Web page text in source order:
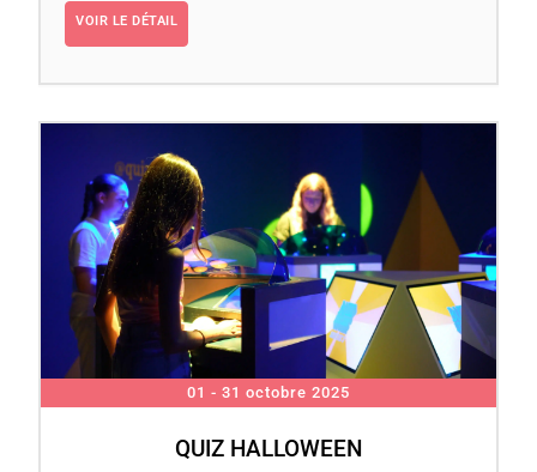
VOIR LE DÉTAIL
01 - 31 octobre 2025
QUIZ HALLOWEEN